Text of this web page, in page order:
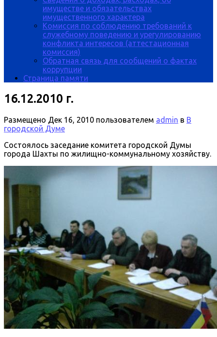
имуществе и обязательствах
имущественного характера
Комиссия по соблюдению требований к
служебному поведению и урегулированию
конфликта интересов (аттестационная
комиссия)
Обратная связь для сообщений о фактах
коррупции
Страница памяти
16.12.2010 г.
Размещено Дек 16, 2010 пользователем admin в В
городской Думе
Состоялось заседание комитета городской Думы
города Шахты по жилищно-коммунальному хозяйству.